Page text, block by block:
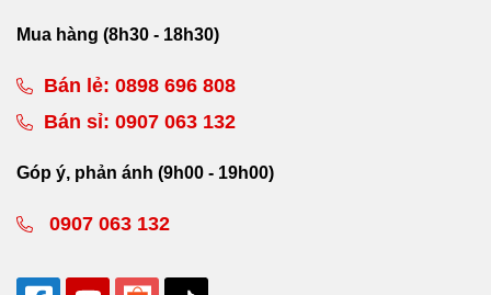
Mua hàng (8h30 - 18h30)
Bán lẻ: 0898 696 808
Bán sỉ: 0907 063 132
Góp ý, phản ánh (9h00 - 19h00)
0907 063 132